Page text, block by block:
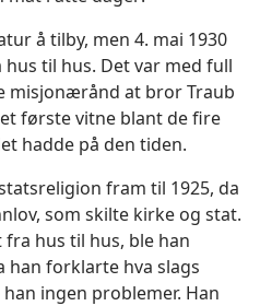
å tilby, men 4. mai 1930
til hus. Det var med full
misjonærånd at bror Traub
første vitne blant de fire
hadde på den tiden.
fram til 1925, da
som skilte kirke og stat.
hus til hus, ble han
forklarte hva slags
ingen problemer. Han